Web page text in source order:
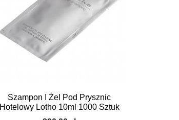
Szampon I Żel Pod Prysznic
Hotelowy Lotho 10ml 1000 Sztuk
Szybki podgląd